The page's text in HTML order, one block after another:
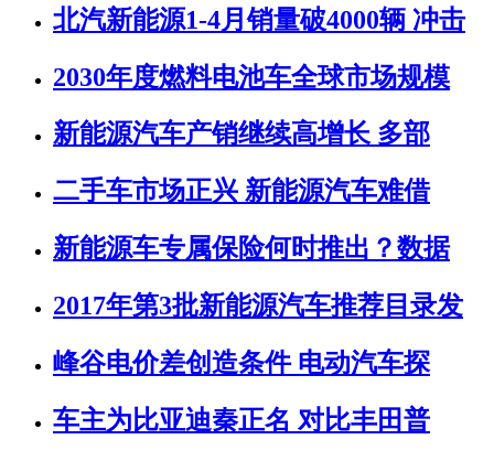
北汽新能源1-4月销量破4000辆 冲击
2030年度燃料电池车全球市场规模
新能源汽车产销继续高增长 多部
二手车市场正兴 新能源汽车难借
新能源车专属保险何时推出？数据
2017年第3批新能源汽车推荐目录发
峰谷电价差创造条件 电动汽车探
车主为比亚迪秦正名 对比丰田普